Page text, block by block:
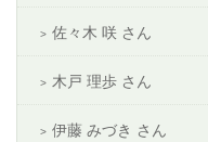
佐々木 咲 さん
木戸 理歩 さん
伊藤 みづき さん